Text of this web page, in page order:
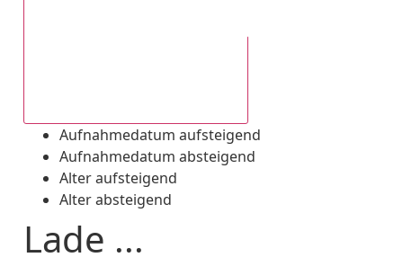
Aufnahmedatum aufsteigend
Aufnahmedatum absteigend
Alter aufsteigend
Alter absteigend
Lade ...